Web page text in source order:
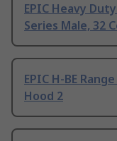
EPIC Heavy
Series Male, 32
EPIC H-BE
Hood 2